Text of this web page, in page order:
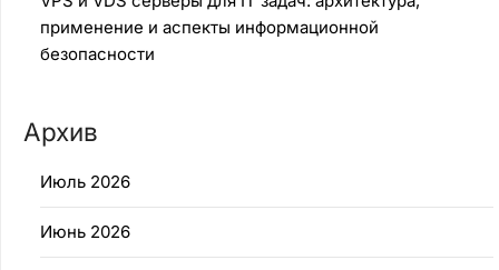
применение и аспекты информационной
безопасности
Архив
Июль 2026
Июнь 2026